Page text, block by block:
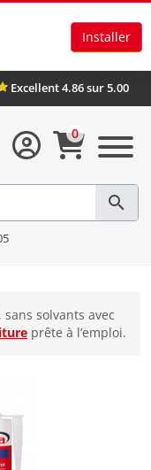
Installer
Excellent 4.86 sur 5.00
0
solvants avec
prête à l’emploi.